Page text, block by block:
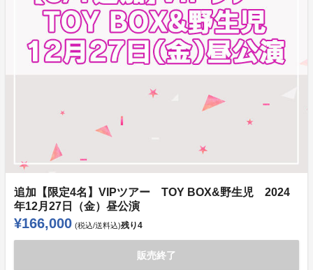
追加【限定4名】VIPツアー TOY BOX&野生児 2024
年12月27日（金）昼公演
¥166,000 (税込/送料込)残り4
販売終了